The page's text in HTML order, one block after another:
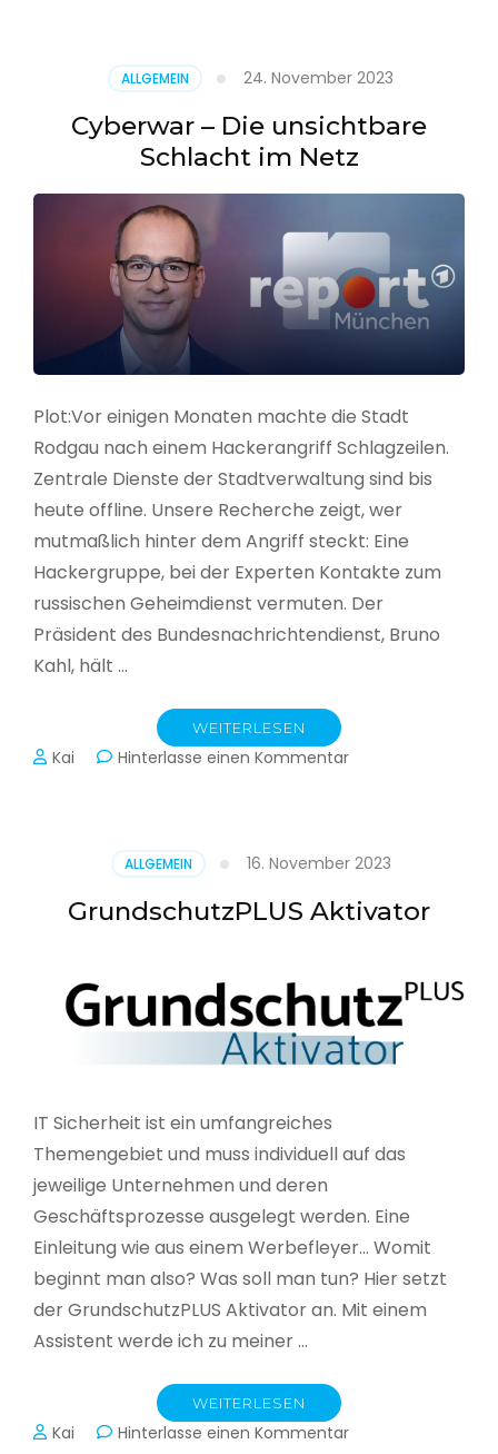
ALLGEMEIN 24. November 2023
Cyberwar – Die unsichtbare
Schlacht im Netz
Plot:Vor einigen Monaten machte die Stadt
Rodgau nach einem Hackerangriff Schlagzeilen.
Zentrale Dienste der Stadtverwaltung sind bis
heute offline. Unsere Recherche zeigt, wer
mutmaßlich hinter dem Angriff steckt: Eine
Hackergruppe, bei der Experten Kontakte zum
russischen Geheimdienst vermuten. Der
Präsident des Bundesnachrichtendienst, Bruno
Kahl, hält …
WEITERLESEN
Kai Hinterlasse einen Kommentarzu
Schlacht
im
Netz
ALLGEMEIN 16. November 2023
GrundschutzPLUS Aktivator
IT Sicherheit ist ein umfangreiches
Themengebiet und muss individuell auf das
jeweilige Unternehmen und deren
Geschäftsprozesse ausgelegt werden. Eine
Einleitung wie aus einem Werbefleyer… Womit
beginnt man also? Was soll man tun? Hier setzt
der GrundschutzPLUS Aktivator an. Mit einem
Assistent werde ich zu meiner …
WEITERLESEN
Kai Hinterlasse einen Kommentarzu